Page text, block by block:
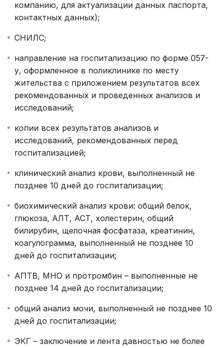
компанию, для актуализации данных паспорта,
контактных данных);
СНИЛС;
направление на госпитализацию по форме 057-
у, оформленное в поликлинике по месту
жительства с приложением результатов всех
рекомендованных и проведенных анализов и
исследований;
копии всех результатов анализов и
исследований, рекомендованных перед
госпитализацией;
клинический анализ крови, выполненный не
позднее 10 дней до госпитализации;
биохимический анализ крови: общий белок,
глюкоза, АЛТ, АСТ, холестерин, общий
билирубин, щелочная фосфатаза, креатинин,
коагулограмма, выполненный не позднее 10
дней до госпитализации;
АПТВ, МНО и протромбин – выполненные не
позднее 14 дней до госпитализации;
общий анализ мочи, выполненный не позднее 10
дней до госпитализации;
ЭКГ – заключение и лента давностью не более